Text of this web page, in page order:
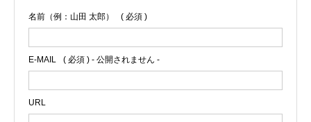
名前（例：山田 太郎） ( 必須 )
E-MAIL ( 必須 ) - 公開されません -
URL